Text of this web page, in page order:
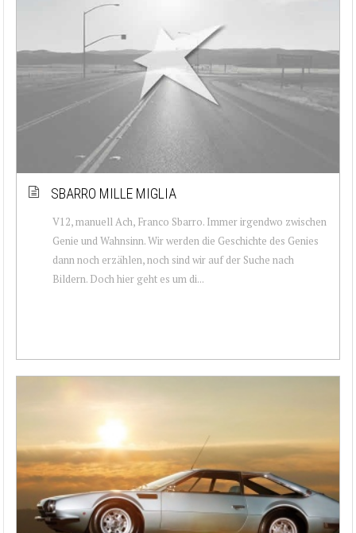
SBARRO MILLE MIGLIA
V12, manuell Ach, Franco Sbarro. Immer irgendwo zwischen
Genie und Wahnsinn. Wir werden die Geschichte des Genies
dann noch erzählen, noch sind wir auf der Suche nach
Bildern. Doch hier geht es um di...